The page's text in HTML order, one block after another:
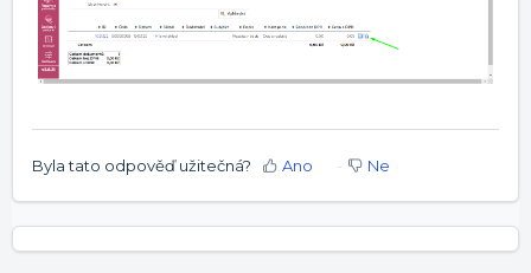
Byla tato odpověď užitečná? Ano Ne